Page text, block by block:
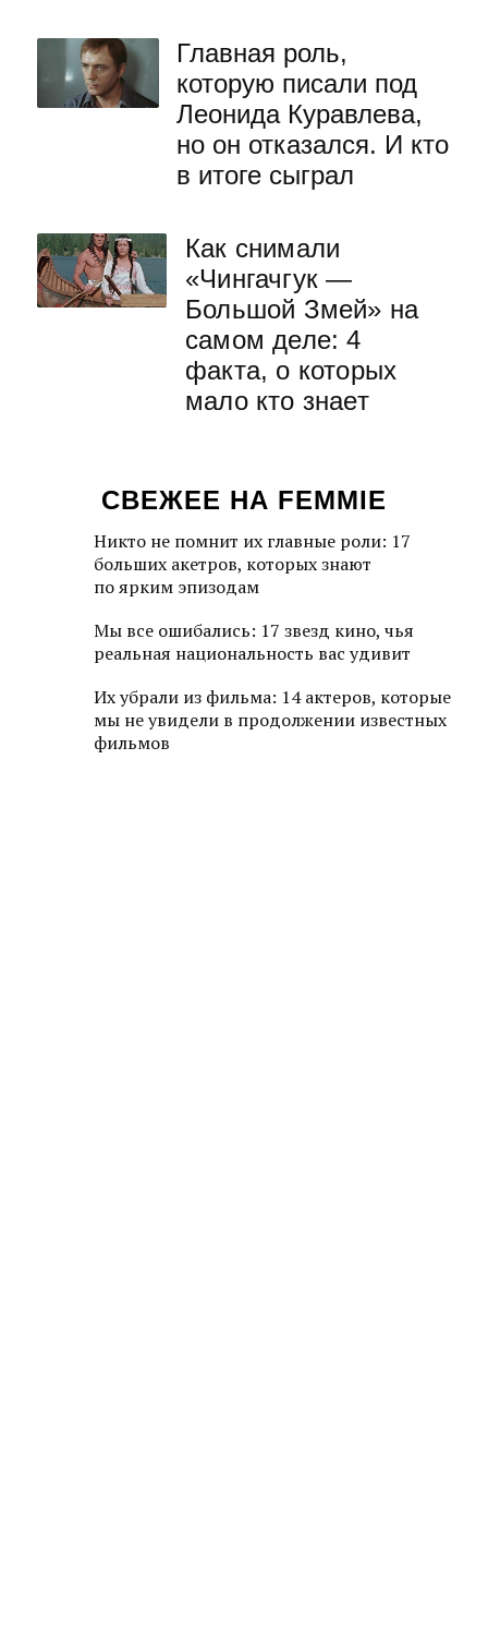
Главная роль,
которую писали под
Леонида Куравлева,
но он отказался. И кто
в итоге сыграл
Как снимали
«Чингачгук —
Большой Змей» на
самом деле: 4
факта, о которых
мало кто знает
СВЕЖЕЕ НА FEMMIE
Никто не помнит их главные роли: 17
больших акетров, которых знают
по ярким эпизодам
Мы все ошибались: 17 звезд кино, чья
реальная национальность вас удивит
Их убрали из фильма: 14 актеров, которые
мы не увидели в продолжении известных
фильмов